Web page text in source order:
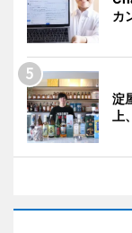
カ
淀